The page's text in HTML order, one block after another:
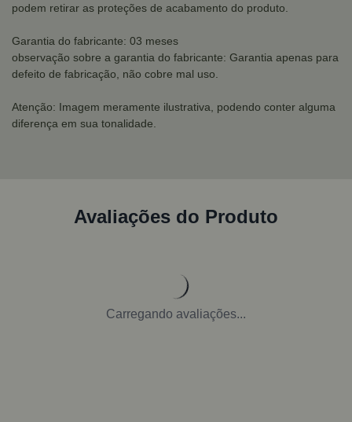
podem retirar as proteções de acabamento do produto.
Garantia do fabricante: 03 meses
observação sobre a garantia do fabricante: Garantia apenas para
defeito de fabricação, não cobre mal uso.
Atenção: Imagem meramente ilustrativa, podendo conter alguma
diferença em sua tonalidade.
Avaliações do Produto
Carregando avaliações...